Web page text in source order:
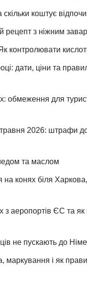
коштує
рецепт з ніжним
контролювати
дати, ціни та
обмеження для
травня 2026: штрафи
та маслом
конях біля Харкова,
з аеропортів ЄС та як
не пускають до
маркування і як